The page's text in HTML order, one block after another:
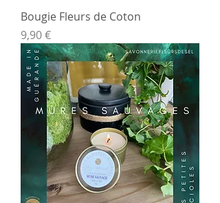
Bougie Fleurs de Coton
Prix
9,90 €